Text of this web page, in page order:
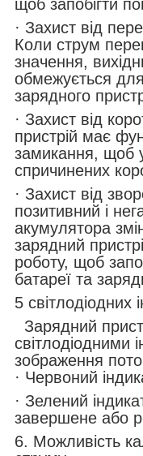
щоб запобігти
· Захист від
Коли струм
значення,
обмежується
зарядного
· Захист від
пристрій має
замикання, щоб
спричинених
· Захист від
позитивний і
акумулятора
зарядний
роботу, щоб
батареї та
5 світлодіодних
Зарядний
світлодіодними
зображення
· Червоний
· Зелений
завершене або
6. Можливість